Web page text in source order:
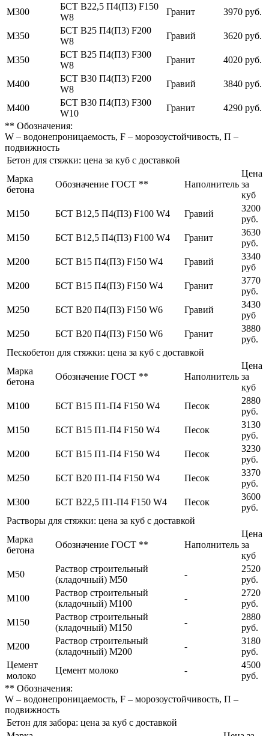
М300
БСТ В22,5 П4(П3) F150
W8
Гранит 3970 руб.
М350
БСТ В25 П4(П3) F200
W8
Гравий 3620 руб.
М350
БСТ В25 П4(П3) F300
W8
Гранит 4020 руб.
М400
БСТ В30 П4(П3) F200
W8
Гравий 3840 руб.
М400
БСТ В30 П4(П3) F300
W10
Гранит
4290 руб.
** Обозначения:
W – водонепроницаемость, F – морозоустойчивость, П –
подвижность
Бетон для стяжки: цена за куб с доставкой
Марка
бетона
Обозначение ГОСТ ** Наполнитель
Цена
за
куб
М150
БСТ В12,5 П4(П3) F100 W4 Гравий
3200
руб.
М150
БСТ В12,5 П4(П3) F100 W4 Гранит
3630
руб.
М200
БСТ В15 П4(П3) F150 W4 Гравий
3340
руб
М200
БСТ В15 П4(П3) F150 W4 Гранит
3770
руб.
М250
БСТ В20 П4(П3) F150 W6 Гравий
3430
руб
М250
БСТ В20 П4(П3) F150 W6 Гранит
3880
руб.
Пескобетон для стяжки: цена за куб с доставкой
Марка
бетона
Обозначение ГОСТ ** Наполнитель
Цена
за
куб
М100
БСТ В15 П1-П4 F150 W4 Песок
2880
руб.
М150
БСТ В15 П1-П4 F150 W4 Песок
3130
руб.
М200
БСТ В15 П1-П4 F150 W4 Песок
3230
руб.
М250
БСТ В20 П1-П4 F150 W4 Песок
3370
руб.
М300
БСТ В22,5 П1-П4 F150 W4 Песок
3600
руб.
Растворы для стяжки: цена за куб с доставкой
Марка
бетона
Обозначение ГОСТ ** Наполнитель
Цена
за
куб
М50
Раствор строительный
(кладочный) М50
-
2520
руб.
М100
Раствор строительный
(кладочный) М100
-
2720
руб.
М150
Раствор строительный
(кладочный) М150
-
2880
руб.
М200
Раствор строительный
(кладочный) М200
-
3180
руб.
Цемент
молоко
Цемент молоко -
4500
руб.
** Обозначения:
W – водонепроницаемость, F – морозоустойчивость, П –
подвижность
Бетон для забора: цена за куб с доставкой